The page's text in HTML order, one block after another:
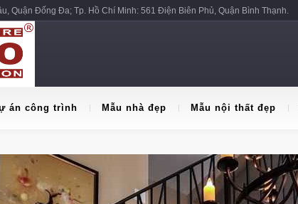
Quận Đống Đa; Tp. Hồ Chí Minh: 561 Điện Biên Phủ, Quận Bình Thạnh.
án công trình Mẫu nhà đẹp Mẫu nội thất đẹp